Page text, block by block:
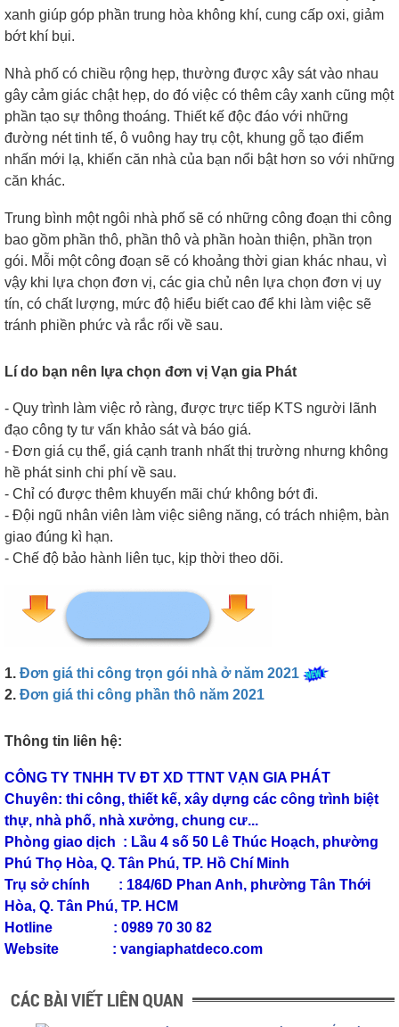
xanh giúp góp phần trung hòa không khí, cung cấp oxi, giảm
bớt khí bụi.
Nhà phố có chiều rộng hẹp, thường được xây sát vào nhau
gây cảm giác chật hẹp, do đó việc có thêm cây xanh cũng một
phần tạo sự thông thoáng. Thiết kế độc đáo với những
đường nét tinh tế, ô vuông hay trụ cột, khung gỗ tạo điểm
nhấn mới lạ, khiến căn nhà của bạn nổi bật hơn so với những
căn khác.
Trung bình một ngôi nhà phố sẽ có những công đoạn thi công
bao gồm phần thô, phần thô và phần hoàn thiện, phần trọn
gói. Mỗi một công đoạn sẽ có khoảng thời gian khác nhau, vì
vậy khi lựa chọn đơn vị, các gia chủ nên lựa chọn đơn vị uy
tín, có chất lượng, mức độ hiểu biết cao để khi làm việc sẽ
tránh phiền phức và rắc rối về sau.
Lí do bạn nên lựa chọn đơn vị Vạn gia Phát
- Quy trình làm việc rỏ ràng, được trực tiếp KTS người lãnh
đạo công ty tư vấn khảo sát và báo giá.
- Đơn giá cụ thể, giá cạnh tranh nhất thị trường nhưng không
hề phát sinh chi phí về sau.
- Chỉ có được thêm khuyến mãi chứ không bớt đi.
- Đội ngũ nhân viên làm việc siêng năng, có trách nhiệm, bàn
giao đúng kì hạn.
- Chế độ bảo hành liên tục, kịp thời theo dõi.
1. Đơn giá thi công trọn gói nhà ở năm 2021
2. Đơn giá thi công phần thô năm 2021
Thông tin liên hệ:
CÔNG TY TNHH TV ĐT XD TTNT VẠN GIA PHÁT
Chuyên: thi công, thiết kế, xây dựng các công trình biệt
thự, nhà phố, nhà xưởng, chung cư...
Phòng giao dịch : Lầu 4 số 50 Lê Thúc Hoạch, phường
Phú Thọ Hòa, Q. Tân Phú, TP. Hồ Chí Minh
Trụ sở chính : 184/6D Phan Anh, phường Tân Thới
Hòa, Q. Tân Phú, TP. HCM
Hotline : 0989 70 30 82
Website : vangiaphatdeco.com
CÁC BÀI VIẾT LIÊN QUAN